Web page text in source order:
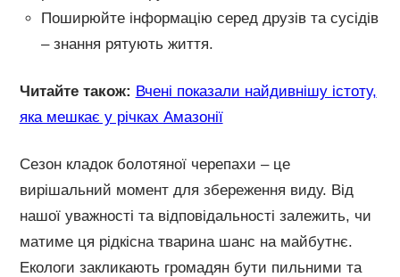
Поширюйте інформацію серед друзів та сусідів
– знання рятують життя.
Читайте також: Вчені показали найдивнішу істоту,
яка мешкає у річках Амазонії
Сезон кладок болотяної черепахи – це
вирішальний момент для збереження виду. Від
нашої уважності та відповідальності залежить, чи
матиме ця рідкісна тварина шанс на майбутнє.
Екологи закликають громадян бути пильними та